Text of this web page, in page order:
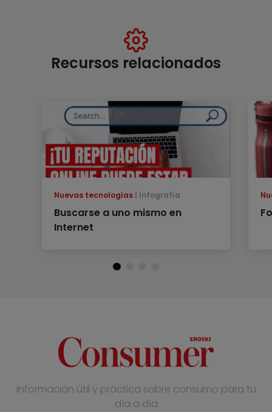
Recursos relacionados
Nuevas tecnologías Infografía
Buscarse a uno mismo en
Internet
Información útil y práctica sobre consumo para tu
día a día